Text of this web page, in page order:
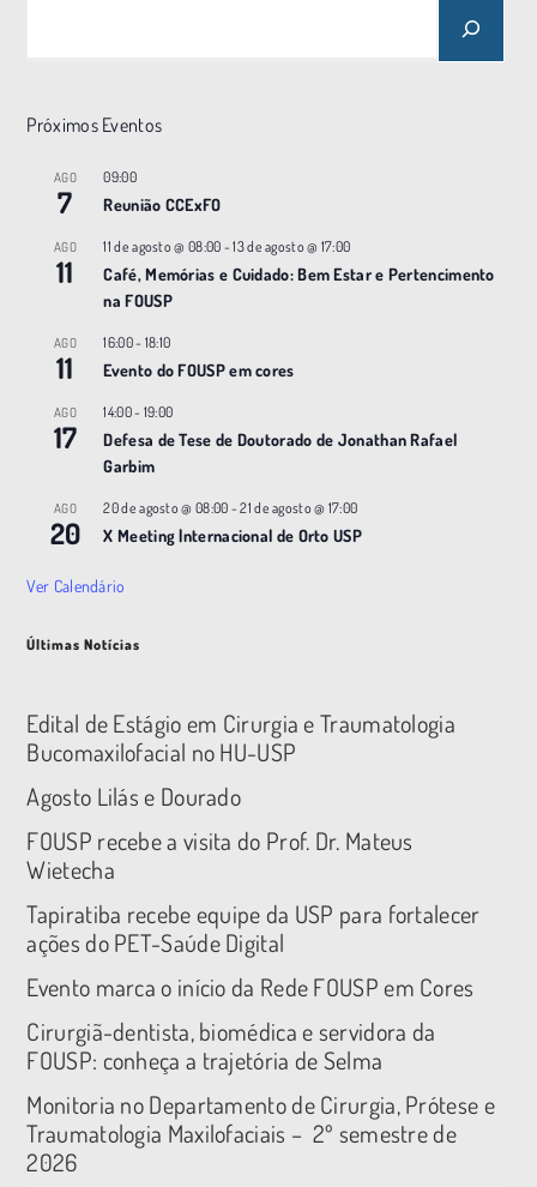
Próximos Eventos
AGO
7
09:00
Reunião CCExFO
AGO
11
11 de agosto @ 08:00 -13 de agosto @ 17:00
Café, Memórias e Cuidado: Bem Estar e Pertencimento
na FOUSP
AGO
11
16:00- 18:10
Evento do FOUSP em cores
AGO
17
14:00- 19:00
Defesa de Tese de Doutorado de Jonathan Rafael
Garbim
AGO
20
20 de agosto @ 08:00 -21 de agosto @ 17:00
X Meeting |nternacional de Orto USP
Ver Calendário
Últimas Notícias
Edital de Estágio em Cirurgia e Traumatologia
Bucomaxilofacial no HU-USP
Agosto Lilás e Dourado
FOUSP recebe a visita do Prof. Dr. Mateus
Wietecha
Tapiratiba recebe equipe da USP para fortalecer
ações do PET-Saúde Digital
Evento marca o início da Rede FOUSP em Cores
Cirurgiã-dentista, biomédica e servidora da
FOUSP: conheça a trajetória de Selma
Monitoria no Departamento de Cirurgia, Prótese e
Traumatologia Maxilofaciais – 2º semestre de
2026